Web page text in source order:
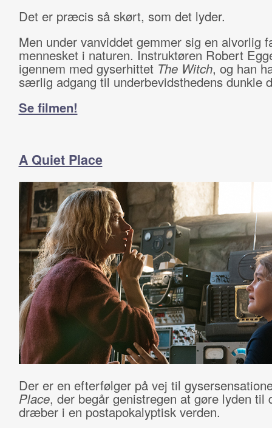
Det er præcis så skørt, som det lyder.
Men under vanviddet gemmer sig en alvorlig
mennesket i naturen. Instruktøren Robert
igennem med gyserhittet The Witch, og han
særlig adgang til underbevidsthedens dunkle
Se filmen!
A Quiet Place
Der er en efterfølger på vej til
Place, der begår genistregen at gøre lyden til
dræber i en postapokalyptisk verden.